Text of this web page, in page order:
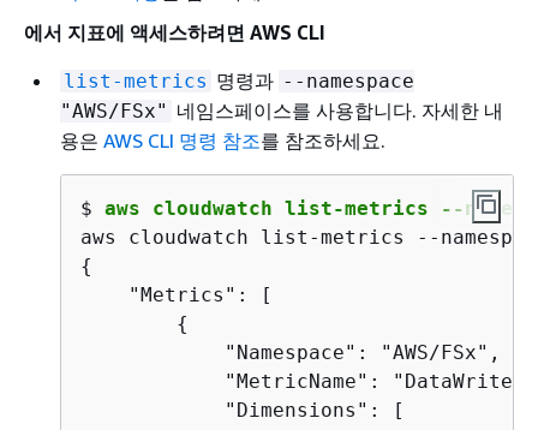
에서 지표에 액세스하려면 AWS CLI
list-metrics 명령과 --namespace
"AWS/FSx" 네임스페이스를 사용합니다. 자세한 내
용은 AWS CLI 명령 참조를 참조하세요.
$ aws cloudwatch list-metrics --
{
    "Metrics": [
{
            "Namespace": "AWS/FSx",
"MetricName":
            "Dimensions": [